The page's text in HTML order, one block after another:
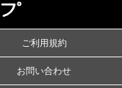
ご利用規約
お問い合わせ